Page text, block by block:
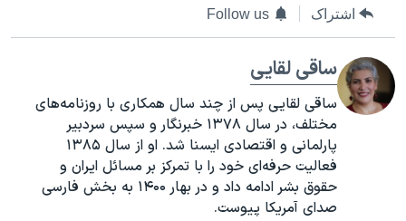
اشتراک Follow us
ساقی لقایی
ساقی لقایی پس از چند سال همکاری با روزنامه‌های
مختلف، در سال ۱۳۷۸ خبرنگار و سپس سردبیر
پارلمانی و اقتصادی ایسنا شد. او از سال ۱۳۸۵
فعالیت حرفه‌ای خود را با تمرکز بر مسائل ایران و
حقوق بشر ادامه داد و در بهار ۱۴۰۰ به بخش فارسی
صدای آمریکا پیوست.